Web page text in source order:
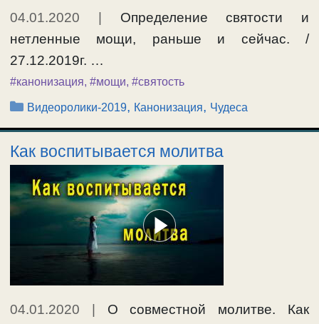
04.01.2020 | Определение святости и
нетленные мощи, раньше и сейчас. /
27.12.2019г. …
#канонизация, #мощи, #святость
Рубрики
Видеоролики-2019, Канонизация, Чудеса
Как воспитывается молитва
04.01.2020
О совместной молитве. Как